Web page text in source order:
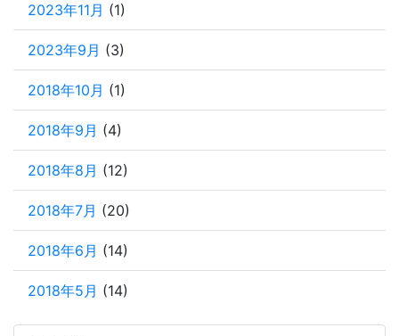
2023年11月 (1)
2023年9月 (3)
2018年10月 (1)
2018年9月 (4)
2018年8月 (12)
2018年7月 (20)
2018年6月 (14)
2018年5月 (14)